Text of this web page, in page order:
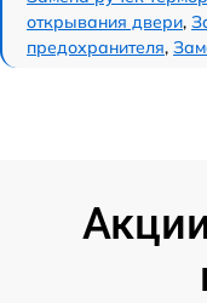
открывания двери,
предохранителя,